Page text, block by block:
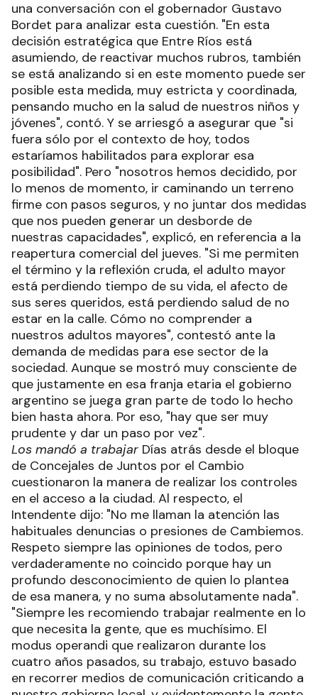
una conversación con el gobernador Gustavo
Bordet para analizar esta cuestión. "En esta
decisión estratégica que Entre Ríos está
asumiendo, de reactivar muchos rubros, también
se está analizando si en este momento puede ser
posible esta medida, muy estricta y coordinada,
pensando mucho en la salud de nuestros niños y
jóvenes", contó. Y se arriesgó a asegurar que "si
fuera sólo por el contexto de hoy, todos
estaríamos habilitados para explorar esa
posibilidad". Pero "nosotros hemos decidido, por
lo menos de momento, ir caminando un terreno
firme con pasos seguros, y no juntar dos medidas
que nos pueden generar un desborde de
nuestras capacidades", explicó, en referencia a la
reapertura comercial del jueves. "Si me permiten
el término y la reflexión cruda, el adulto mayor
está perdiendo tiempo de su vida, el afecto de
sus seres queridos, está perdiendo salud de no
estar en la calle. Cómo no comprender a
nuestros adultos mayores", contestó ante la
demanda de medidas para ese sector de la
sociedad. Aunque se mostró muy consciente de
que justamente en esa franja etaria el gobierno
argentino se juega gran parte de todo lo hecho
bien hasta ahora. Por eso, "hay que ser muy
prudente y dar un paso por vez".
Los mandó a trabajar Días atrás desde el bloque
de Concejales de Juntos por el Cambio
cuestionaron la manera de realizar los controles
en el acceso a la ciudad. Al respecto, el
Intendente dijo: "No me llaman la atención las
habituales denuncias o presiones de Cambiemos.
Respeto siempre las opiniones de todos, pero
verdaderamente no coincido porque hay un
profundo desconocimiento de quien lo plantea
de esa manera, y no suma absolutamente nada".
"Siempre les recomiendo trabajar realmente en lo
que necesita la gente, que es muchísimo. El
modus operandi que realizaron durante los
cuatro años pasados, su trabajo, estuvo basado
en recorrer medios de comunicación criticando a